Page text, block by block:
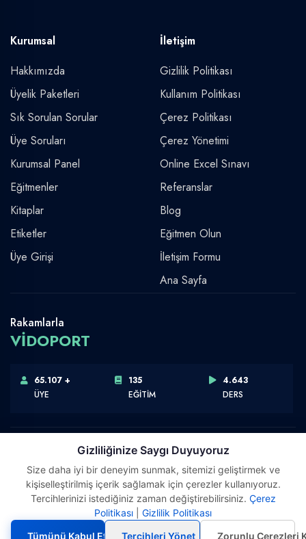
Kurumsal
Hakkımızda
Üyelik Paketleri
Sık Sorulan Sorular
Üye Soruları
Kurumsal Panel
Eğitmenler
Kitaplar
Etiketler
Üye Girişi
İletişim
Gizlilik Politikası
Kullanım Politikası
Çerez Politikası
Çerez Yönetimi
Online Excel Sınavı
Referanslar
Blog
Eğitmen Olun
İletişim Formu
Ana Sayfa
Rakamlarla
VİDOPORT
65.107 +
ÜYE
135
EĞİTİM
4.643
DERS
Telif Hakkı © 2026 Vidoport, Inc.
Software,Design & Development:Webimonline
Gizliliğinize Saygı Duyuyoruz
Size daha iyi bir deneyim sunmak, sitemizi geliştirmek ve
kişiselleştirilmiş içerik sağlamak için çerezler kullanıyoruz.
Tercihlerinizi istediğiniz zaman değiştirebilirsiniz. Çerez
Politikası
Gizlilik Politikası
Tümünü Kabul Et
Tercihleri Yönet Zorunlu Çerezleri